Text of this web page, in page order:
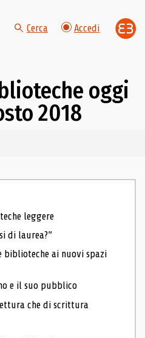
Cerca Accedi
oggi
2018
fascicolo
leggere
di laurea?”
ai nuovi spazi
e il suo pubblico
che di scrittura